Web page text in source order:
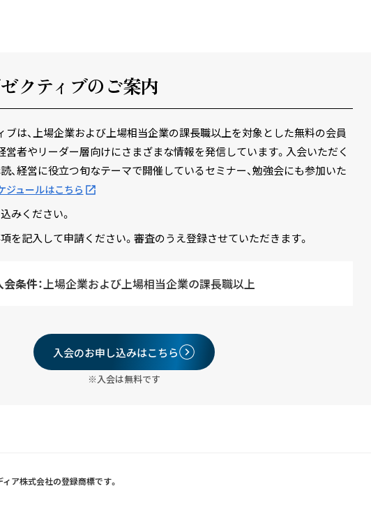
クティ ブのご案内
ブは、上場企業および上場相当企業の課長職以上を対象とした無料の会員
営者やリーダー層向けにさまざまな情報を発信しています。入会いただく
、経営に役立つ旬なテーマで開催しているセミナー、勉強会にも参加いた
ジュールはこちら
みください。
を記入して申請ください。審査のうえ登録させていただきます。
会条件：上場企業および上場相当企業の課長職以上
入会のお申し込みはこちら
※入会は無料です
ア株式会社の登録商標です。